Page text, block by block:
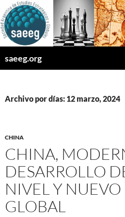
Saltar
al
contenido
saeeg.org
Archivo por días: 12 marzo, 2024
CHINA
CHINA,
DESARROLLO
NIVEL Y
GLOBAL